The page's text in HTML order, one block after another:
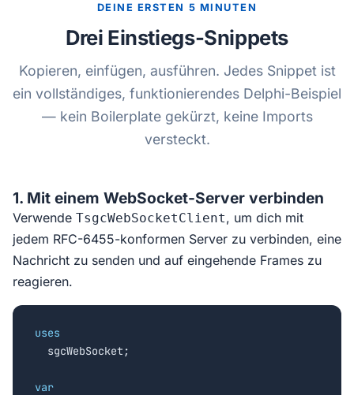
DEINE ERSTEN 5 MINUTEN
Drei Einstiegs-Snippets
Kopieren, einfügen, ausführen. Jedes Snippet ist
ein vollständiges, funktionierendes Delphi-Beispiel
— kein Boilerplate gekürzt, keine Imports
versteckt.
1. Mit einem WebSocket-Server verbinden
Verwende TsgcWebSocketClient, um dich mit
jedem RFC-6455-konformen Server zu verbinden, eine
Nachricht zu senden und auf eingehende Frames zu
reagieren.
uses
sgcWebSocket;
var